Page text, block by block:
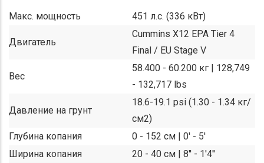
Макс. мощность 451 л.с. (336 кВт)
Двигатель
Cummins X12 EPA Tier 4
Final / EU Stage V
Вес
58.400 - 60.200 кг | 128,749
- 132,717 lbs
Давление на грунт
18.6-19.1 psi (1.30 - 1.34 кг/
см2)
Глубина копания
0 - 152 см | 0' - 5'
Ширина копания
20 - 40 см | 8'' - 1'4''